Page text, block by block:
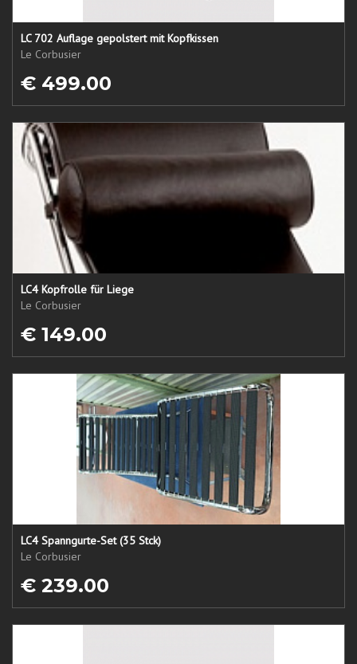
LC 702 Auflage gepolstert mit Kopfkissen
Le Corbusier
€ 499.00
LC4 Kopfrolle für Liege
Le Corbusier
€ 149.00
LC4 Spanngurte-Set (35 Stck)
Le Corbusier
€ 239.00